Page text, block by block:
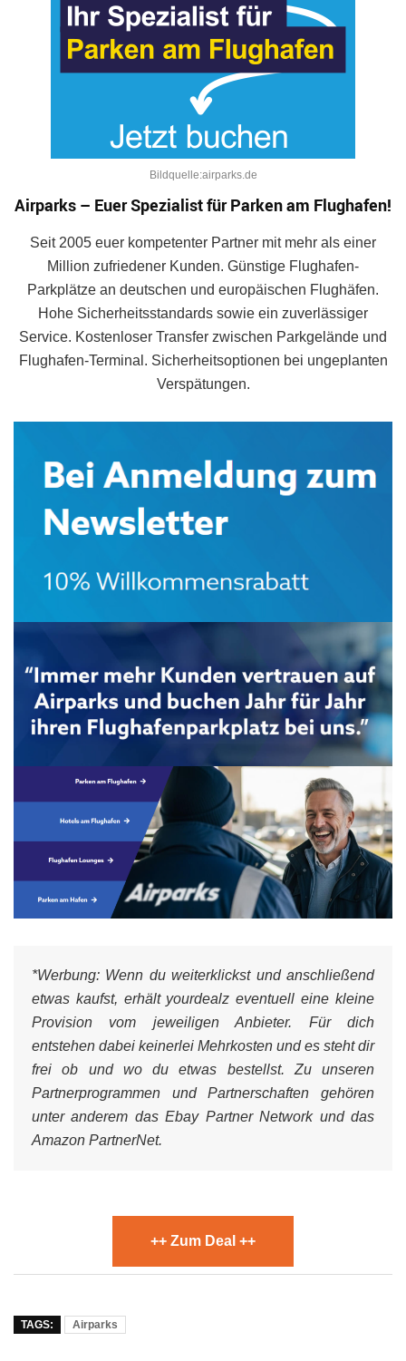
Bildquelle:airparks.de
Airparks – Euer Spezialist für Parken am Flughafen!
Seit 2005 euer kompetenter Partner mit mehr als einer
Million zufriedener Kunden. Günstige Flughafen-
Parkplätze an deutschen und europäischen Flughäfen.
Hohe Sicherheitsstandards sowie ein zuverlässiger
Service. Kostenloser Transfer zwischen Parkgelände und
Flughafen-Terminal. Sicherheitsoptionen bei ungeplanten
Verspätungen.
*Werbung: Wenn du weiterklickst und anschließend
etwas kaufst, erhält yourdealz eventuell eine kleine
Provision vom jeweiligen Anbieter. Für dich
entstehen dabei keinerlei Mehrkosten und es steht dir
frei ob und wo du etwas bestellst. Zu unseren
Partnerprogrammen und Partnerschaften gehören
unter anderem das Ebay Partner Network und das
Amazon PartnerNet.
++ Zum Deal ++
TAGS: Airparks